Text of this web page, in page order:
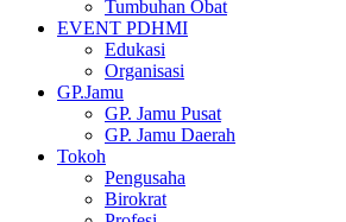
Tumbuhan Obat
EVENT PDHMI
Edukasi
Organisasi
GP.Jamu
GP. Jamu Pusat
GP. Jamu Daerah
Tokoh
Pengusaha
Birokrat